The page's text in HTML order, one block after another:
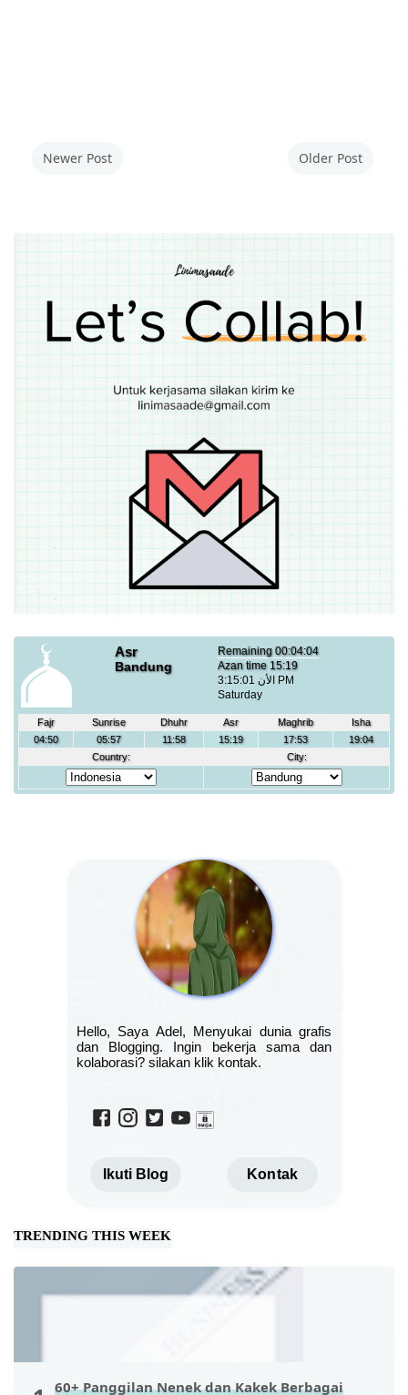
Newer Post Older Post
Hello, Saya Adel, Menyukai dunia grafis
dan Blogging. Ingin bekerja sama dan
kolaborasi? silakan klik kontak.
Ikuti Blog Kontak
TRENDING THIS WEEK
60+ Panggilan Nenek dan Kakek Berbagai